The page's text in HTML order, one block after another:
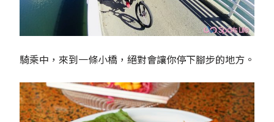
騎乘中，來到一條小橋，絕對會讓你停下腳步的地方。